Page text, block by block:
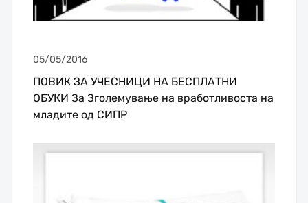
05/05/2016
ПОВИК ЗА УЧЕСНИЦИ НА БЕСПЛАТНИ
ОБУКИ За Зголемување на вработливоста на
младите од СИПР